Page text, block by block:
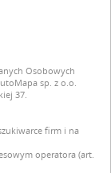
Osobowych
sp. z o.o.
37.
firm i na
operatora (art.